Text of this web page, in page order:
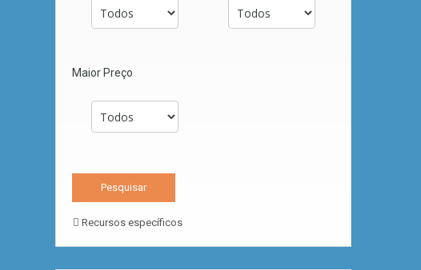
Maior Preço
Recursos específicos